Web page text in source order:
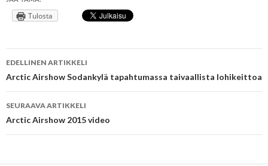
Tulosta
Artikkelien
selaus
EDELLINEN ARTIKKELI
Arctic Airshow Sodankylä tapahtumassa taivaallista lohikeittoa
SEURAAVA ARTIKKELI
Arctic Airshow 2015 video